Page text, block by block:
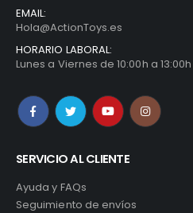
EMAIL:
Hola@ActionToys.es
HORARIO LABORAL:
Lunes a Viernes de 10:00h a
SERVICIO AL CLIENTE
Ayuda y FAQs
Seguimiento de envíos